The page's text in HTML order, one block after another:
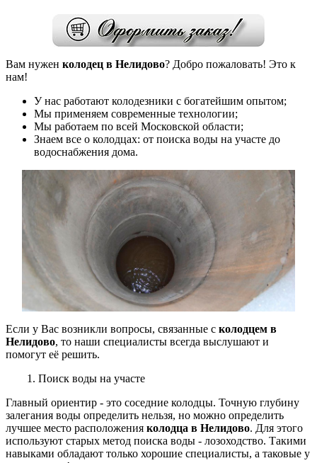
Вам нужен колодец в Нелидово? Добро пожаловать! Это к
нам!
У нас работают колодезники с богатейшим опытом;
Мы применяем современные технологии;
Мы работаем по всей Московской области;
Знаем все о колодцах: от поиска воды на участе до
водоснабжения дома.
Если у Вас возникли вопросы, связанные с колодцем в
Нелидово, то наши специалисты всегда выслушают и
помогут её решить.
1. Поиск воды на участе
Главный ориентир - это соседние колодцы. Точную глубину
залегания воды определить нельзя, но можно определить
лучшее место расположения колодца в Нелидово. Для этого
используют старых метод поиска воды - лозоходство. Такими
навыками обладают только хорошие специалисты, а таковые у